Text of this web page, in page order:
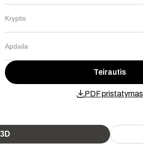
Kryptis
Apdaila
Teirautis
PDF pristatymas
3D